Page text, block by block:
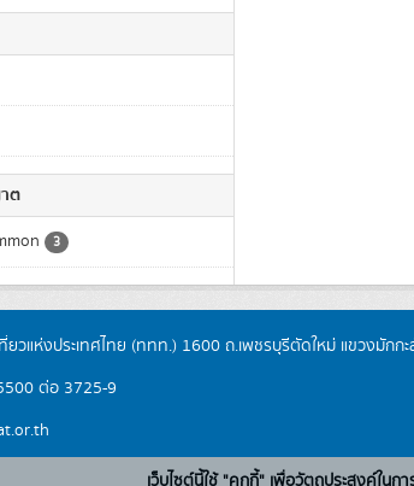
ต
3
ยวแห่งประเทศไทย (ททท.) 1600 ถ.เพชรบุรีตัดใหม่ แขวงมักก
ต่อ 3725-9
เว็บไซต์นี้ใช้ "คุกกี้" เพื่อวัตถุประสงค์ใน